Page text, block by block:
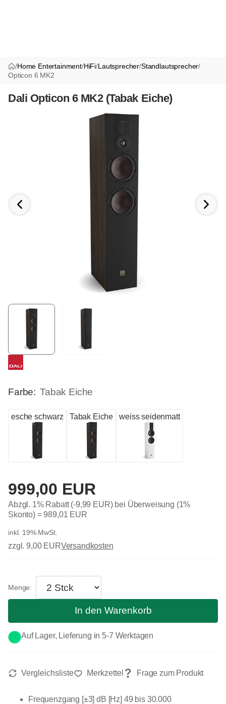
/Home Entertainment/HiFi/Lautsprecher/Standlautsprecher/
Opticon 6 MK2
Dali Opticon 6 MK2 (Tabak Eiche)
Frequenzgang [±3] dB [Hz] 49 bis 30.000
Farbe: Tabak Eiche
esche schwarz Tabak Eiche weiss seidenmatt
999,00 EUR
Abzgl. 1% Rabatt (-9,99 EUR) bei Überweisung (1%
Skonto) =989,01 EUR
inkl. 19% MwSt.
zzgl. 9,00 EURVersandkosten
Auf Lager, Lieferung in 5-7 Werktagen
In den Warenkorb